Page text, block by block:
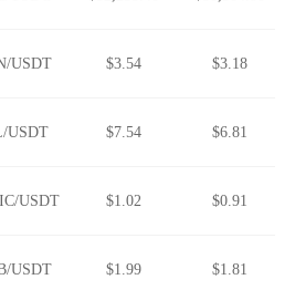
USDT $3.54 $3.18
USDT $7.54 $6.81
USDT $1.02 $0.91
USDT $1.99 $1.81